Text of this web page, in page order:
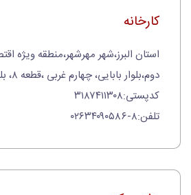
کارخانه
استان البرز،شهر مهرشهر،منطقه ویژه
دوم،بلوار بابایی، چهارم غربی ،قطعه ۸، بلوک ۴۲
کدپستی:۳۱۸۷۴۱۱۳۰۸
تلفن:۸-۰۲۶۳۴۰۹۰۵۸۶